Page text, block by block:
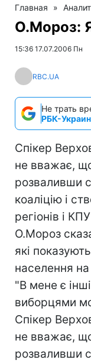
Главная »
О.Мороз:
15:36 17.07.2006 Пн
RBC.UA
Не трать
РБК-
Спікер
не вважає,
розваливши
коаліцію і
регіонів і
О.Мороз
які
населення
"В мене є
виборцями
Спікер
не вважає,
розваливши